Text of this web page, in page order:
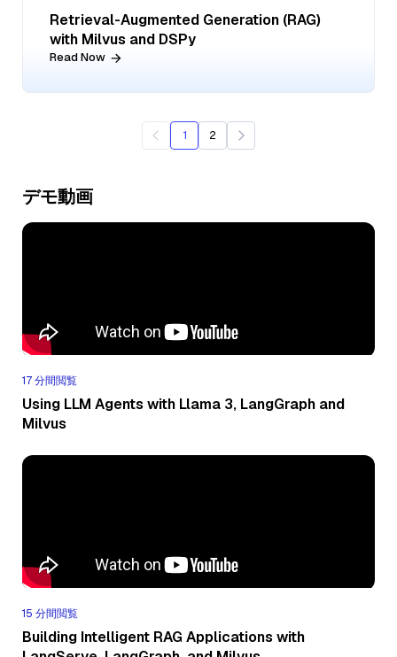
Retrieval-Augmented Generation (RAG)
with Milvus and DSPy
Read Now
1 2
デモ動画
17 分間閲覧
Using LLM Agents with Llama 3, LangGraph and
Milvus
15 分間閲覧
Building Intelligent RAG Applications with